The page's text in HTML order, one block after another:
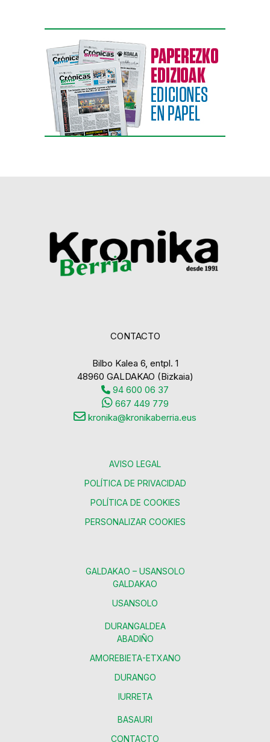
CONTACTO
Bilbo Kalea 6, entpl. 1
48960 GALDAKAO (Bizkaia)
94 600 06 37
667 449 779
kronika@kronikaberria.eus
AVISO LEGAL
POLÍTICA DE PRIVACIDAD
POLÍTICA DE COOKIES
PERSONALIZAR COOKIES
GALDAKAO – USANSOLO
GALDAKAO
USANSOLO
DURANGALDEA
ABADIÑO
AMOREBIETA-ETXANO
DURANGO
IURRETA
BASAURI
CONTACTO